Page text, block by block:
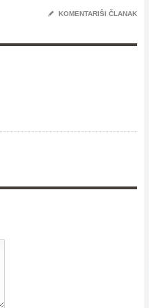
✎ KOMENTARIŠI ČLANAK